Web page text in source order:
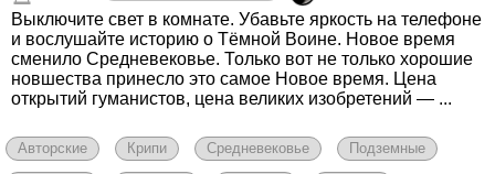
Выключите свет в комнате. Убавьте яркость на телефоне
и вослушайте историю о Тёмной Воине. Новое время
сменило Средневековье. Только вот не только хорошие
новшества принесло это самое Новое время. Цена
открытий гуманистов, цена великих изобретений — ...
Авторские Крипи Средневековье Подземные